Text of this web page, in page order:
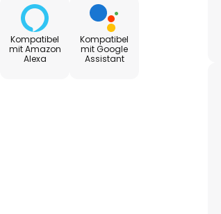
aus PVC, Silikon
Erscheinungsbild des
Gestaltungsmöglichkeiten.
Erlebnis auf ein neues
abgestimmt
vereint.
Kompatibel
mit Amazon
Alexa
Kompatibel
mit Google
Assistant